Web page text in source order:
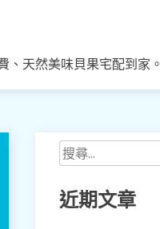
天然美味貝果宅配到家。
搜
尋
關
鍵
近期文章